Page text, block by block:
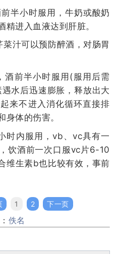
半小时服用，牛奶或酸奶
进入血液达到肝脏。
汁可以预防醉酒，对肠胃
酒前半小时服用(服用后需
水后迅速膨胀，释放出大
来不进入消化循环直接排
身体的伤害。
时内服用，vb、vc具有一
饮酒前一次口服vc片6-10
维生素b也比较有效，事前
1 2 下一页
佚名